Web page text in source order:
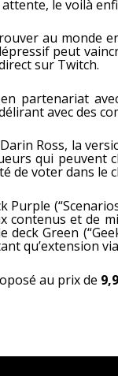
le voilà
au monde
peut
sur Twitch.
partenariat
avec des
Ross, la
qui peuvent
de voter dans le
Purple
contenus et de
deck Green
qu’extension
au prix de